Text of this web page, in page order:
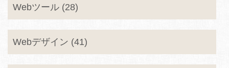
Webツール (28)
Webデザイン (41)